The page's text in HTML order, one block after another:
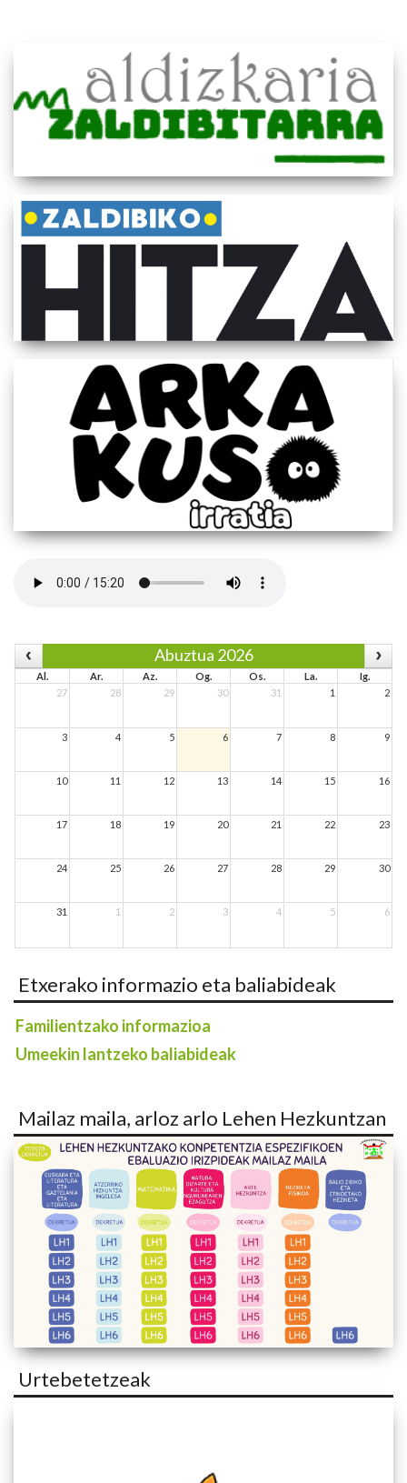
Abuztua 2026
Al. Ar. Az. Og. Os. La.
Ig.
27
28 29 30 31 1 2
3 4 5 6 7 8 9
10 11 12 13 14 15 16
17 18 19 20 21 22 23
24 25 26 27 28 29 30
31 1 2 3 4 5 6
Etxerako informazio eta baliabideak
Familientzako informazioa
Umeekin lantzeko baliabideak
Mailaz maila, arloz arlo Lehen Hezkuntzan
Urtebetetzeak